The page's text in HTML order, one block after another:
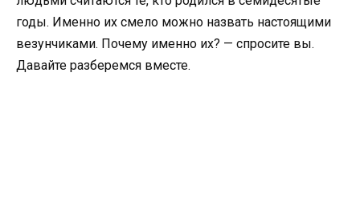
годы. Именно их смело можно назвать настоящими
везунчиками. Почему именно их? — спросите вы.
Давайте разберемся вместе.